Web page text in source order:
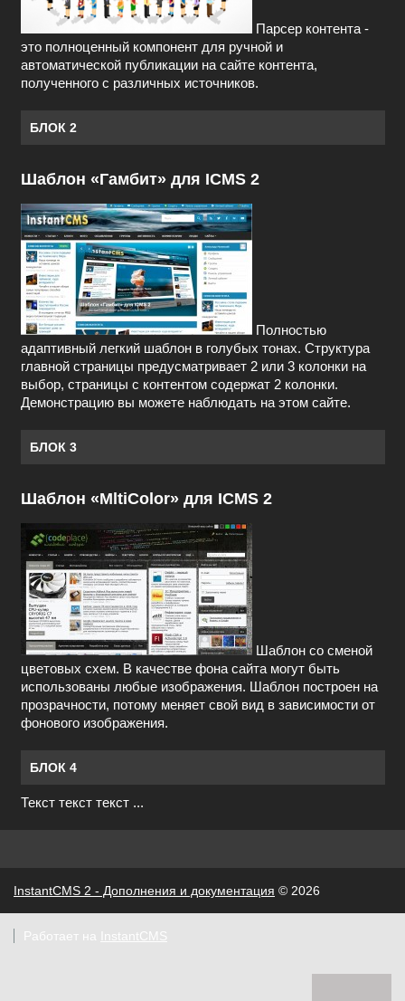
Парсер контента -
это полноценный компонент для ручной и
автоматической публикации на сайте контента,
полученного с различных источников.
БЛОК 2
Шаблон «Гамбит» для ICMS 2
Полностью
адаптивный легкий шаблон в голубых тонах. Структура
главной страницы предусматривает 2 или 3 колонки на
выбор, страницы с контентом содержат 2 колонки.
Демонстрацию вы можете наблюдать на этом сайте.
БЛОК 3
Шаблон «MltiColor» для ICMS 2
Шаблон со сменой
цветовых схем. В качестве фона сайта могут быть
использованы любые изображения. Шаблон построен на
прозрачности, потому меняет свой вид в зависимости от
фонового изображения.
БЛОК 4
Текст текст текст ...
InstantCMS 2 - Дополнения и документация © 2026
Работает на InstantCMS